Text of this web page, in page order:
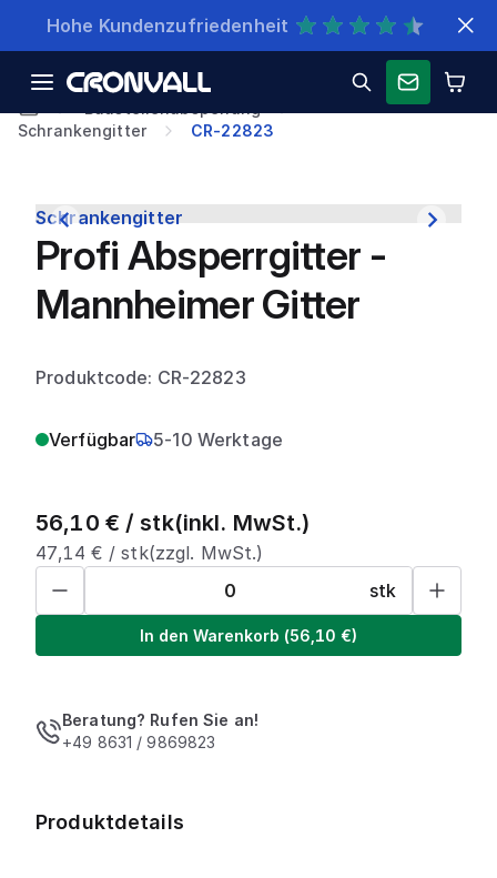
Schnelle Lieferung
Schrankengitter
CR-22823
Schrankengitter
Profi Absperrgitter -
Mannheimer Gitter
Produktcode: CR-22823
Verfügbar 5-10 Werktage
56,10 € / stk(inkl. MwSt.)
47,14 € /stk(zzgl. MwSt.)
stk
In den Warenkorb (56,10 €)
Beratung? Rufen Sie an!
+49 8631 / 9869823
Produktdetails